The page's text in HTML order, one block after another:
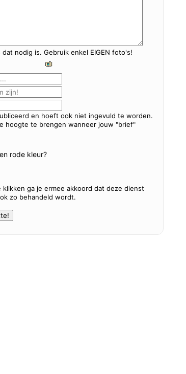
nodig is. Gebruik enkel EIGEN foto's!
en hoeft ook niet ingevuld te worden.
hoogte te brengen wanneer jouw "brief"
rode kleur?
ga je ermee akkoord dat deze dienst
zo behandeld wordt.